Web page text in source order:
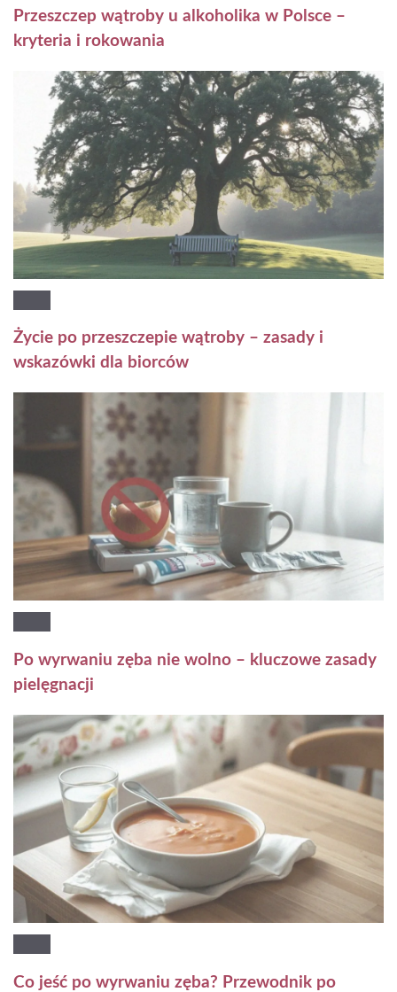
Przeszczep wątroby u alkoholika w Polsce –
kryteria i rokowania
Życie po przeszczepie wątroby – zasady i
wskazówki dla biorców
Po wyrwaniu zęba nie wolno – kluczowe zasady
pielęgnacji
Co jeść po wyrwaniu zęba? Przewodnik po